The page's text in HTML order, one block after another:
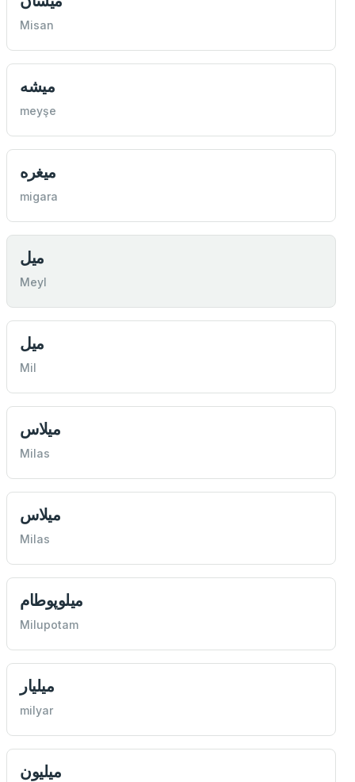
Misan
ميشه
meyşe
ميغره
migara
ميل
Meyl
ميل
Mil
ميلاس
Milas
ميلاس
Milas
ميلوپوطام
Milupotam
ميليار
milyar
ميليون